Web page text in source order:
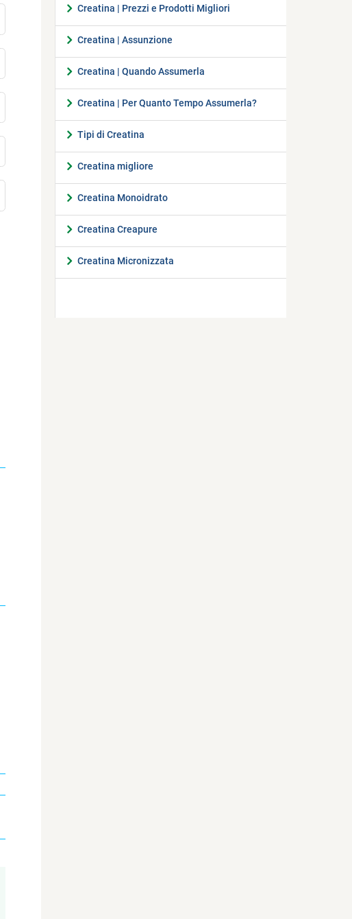
Creatina | Prezzi e Prodotti Migliori
Creatina | Assunzione
Creatina | Quando Assumerla
Creatina | Per Quanto Tempo Assumerla?
Tipi di Creatina
Creatina migliore
Creatina Monoidrato
Creatina Creapure
Creatina Micronizzata